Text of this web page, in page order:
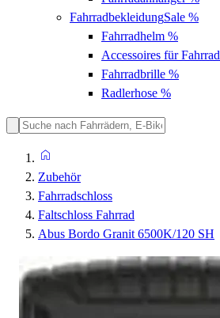
FahrradbekleidungSale %
Fahrradhelm %
Accessoires für Fahrrad
Fahrradbrille %
Radlerhose %
Zubehör
Fahrradschloss
Faltschloss Fahrrad
Abus Bordo Granit 6500K/120 SH